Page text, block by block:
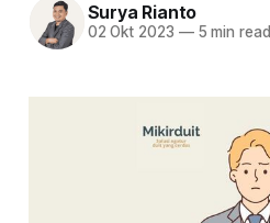
Surya Rianto
02 Okt 2023 —5 min read